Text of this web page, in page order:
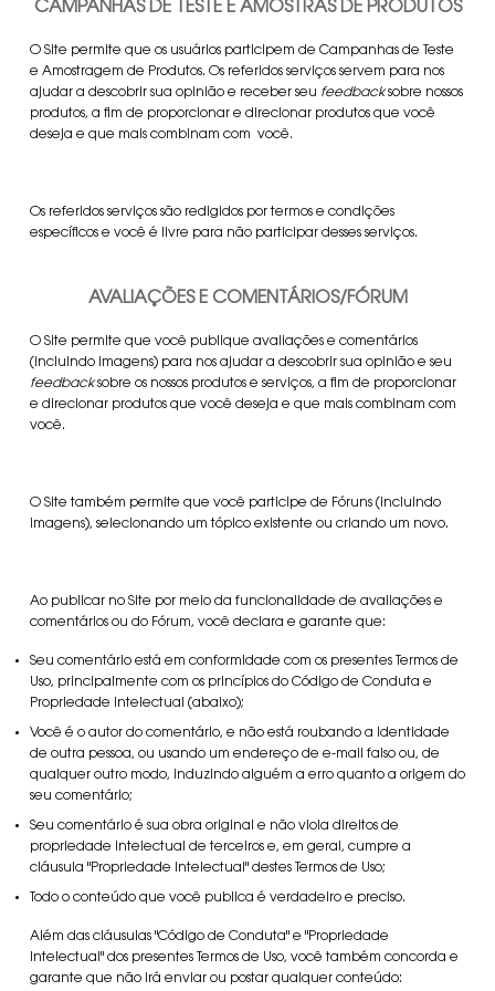
CAMPANHAS DE TESTE E AMOSTRAS DE PRODUTOS
O Site permite que os usuários participem de Campanhas de Teste
e Amostragem de Produtos. Os referidos serviços servem para nos
ajudar a descobrir sua opinião e receber seu feedbacksobre nossos
produtos, a fim de proporcionar e direcionar produtos que você
deseja e que mais combinam com você.
Os referidos serviços são redigidos por termos e condições
específicos e você é livre para não participar desses serviços.
AVALIAÇÕES E COMENTÁRIOS/FÓRUM
O Site permite que você publique avaliações e comentários
(incluindo imagens) para nos ajudar a descobrir sua opinião e seu
feedbacksobre os nossos produtos e serviços, a fim de proporcionar
e direcionar produtos que você deseja e que mais combinam com
você.
O Site também permite que você participe de Fóruns (incluindo
imagens), selecionando um tópico existente ou criando um novo.
Ao publicar no Site por meio da funcionalidade de avaliações e
comentários ou do Fórum, você declara e garante que:
Seu comentário está em conformidade com os presentes Termos de
Uso, principalmente com os princípios do Código de Conduta e
Propriedade Intelectual (abaixo);
Você é o autor do comentário, e não está roubando a identidade
de outra pessoa, ou usando um endereço de e-mail falso ou, de
qualquer outro modo, induzindo alguém a erro quanto a origem do
seu comentário;
Seu comentário é sua obra original e não viola direitos de
propriedade intelectual de terceiros e, em geral, cumpre a
cláusula "Propriedade Intelectual" destes Termos de Uso;
Todo o conteúdo que você publica é verdadeiro e preciso.
Além das cláusulas "Código de Conduta" e "Propriedade
Intelectual" dos presentes Termos de Uso, você também concorda e
garante que não irá enviar ou postar qualquer conteúdo: